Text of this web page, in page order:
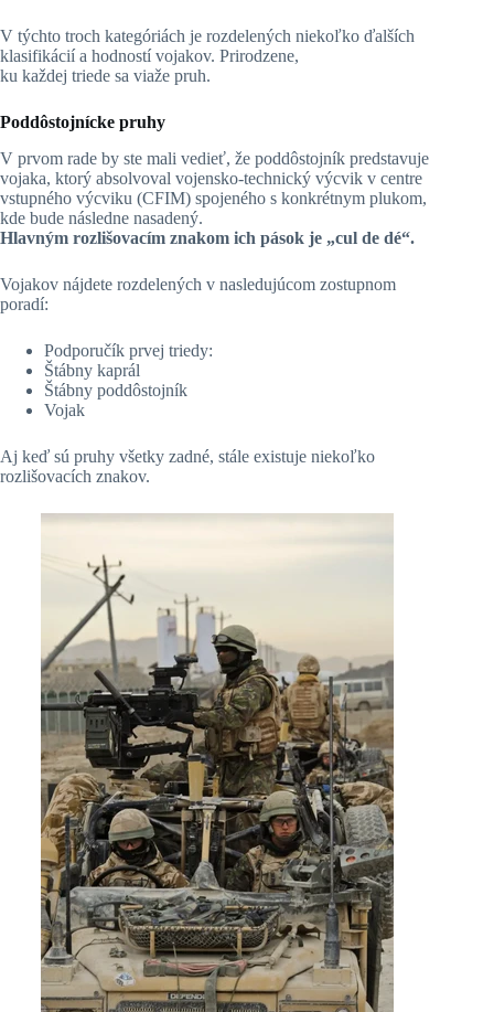
V týchto troch kategóriách je rozdelených niekoľko ďalších
klasifikácií a hodností vojakov. Prirodzene,
ku každej triede sa viaže pruh.
Poddôstojnícke pruhy
V prvom rade by ste mali vedieť, že poddôstojník predstavuje
vojaka, ktorý absolvoval vojensko-technický výcvik v centre
vstupného výcviku (CFIM) spojeného s konkrétnym plukom,
kde bude následne nasadený.
Hlavným rozlišovacím znakom ich pások je „cul de dé“.
Vojakov nájdete rozdelených v nasledujúcom zostupnom
poradí:
Podporučík prvej triedy:
Štábny kaprál
Štábny poddôstojník
Vojak
Aj keď sú pruhy všetky zadné, stále existuje niekoľko
rozlišovacích znakov.